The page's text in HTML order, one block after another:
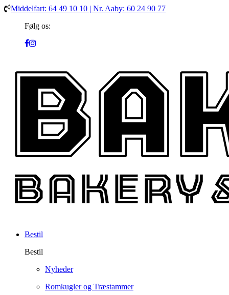
Middelfart: 64 49 10 10 | Nr. Aaby: 60 24 90 77
Følg os:
Bestil
Bestil
Nyheder
Romkugler og Træstammer